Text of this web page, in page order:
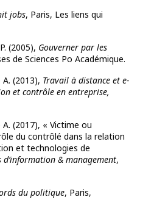
jobs, Paris, Les liens qui
(2005), Gouverner par les
de Sciences Po Académique.
(2013), Travail à distance et e-
et contrôle en entreprise,
(2017), « Victime ou
du contrôlé dans la relation
et technologies de
d’information & management,
du politique, Paris,